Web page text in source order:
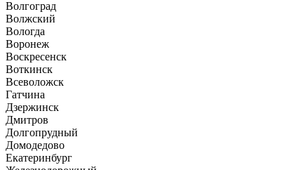
Волгоград
Волжский
Вологда
Воронеж
Воскресенск
Воткинск
Всеволожск
Гатчина
Дзержинск
Дмитров
Долгопрудный
Домодедово
Екатеринбург